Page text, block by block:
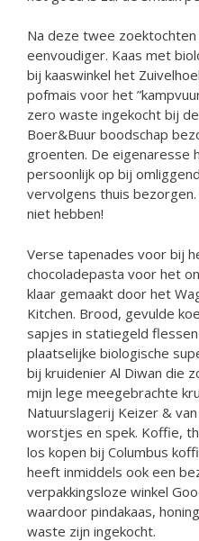
Na deze twee
eenvoudiger. Kaas met
bij kaaswinkel het
pofmais voor het
zero waste ingekocht bij
Boer&Buur boodschap
groenten. De eigenaresse
persoonlijk op bij
vervolgens thuis
niet hebben!
Verse tapenades voor bij
chocoladepasta voor het
klaar gemaakt door het
Kitchen. Brood, gevulde
sapjes in statiegeld
plaatselijke biologische
bij kruidenier Al Diwan die
mijn lege meegebrachte
Natuurslagerij Keizer &
worstjes en spek. Koffie,
los kopen bij Columbus
heeft inmiddels ook een
verpakkingsloze winkel
waardoor pindakaas,
waste zijn ingekocht.